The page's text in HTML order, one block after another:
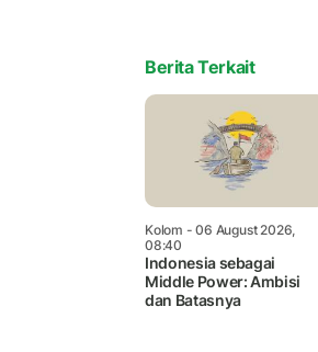
Berita Terkait
Kolom - 06 August 2026,
08:40
Indonesia sebagai
Middle Power: Ambisi
dan Batasnya